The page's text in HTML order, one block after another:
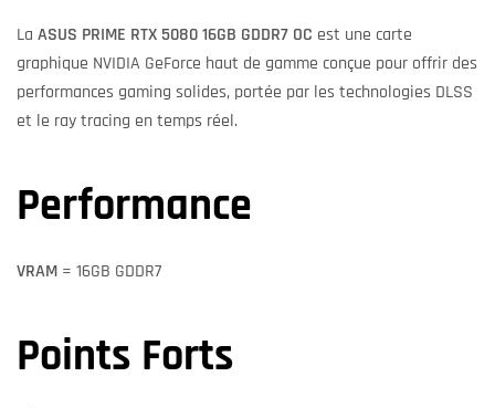
La ASUS PRIME RTX 5080 16GB GDDR7 OC est une carte
graphique NVIDIA GeForce haut de gamme conçue pour offrir des
performances gaming solides, portée par les technologies DLSS
et le ray tracing en temps réel.
Performance
VRAM = 16GB GDDR7
Points Forts